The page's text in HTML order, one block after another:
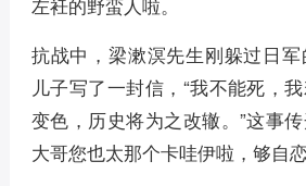
抗战中，梁漱溟先生刚躲过日
儿子写了一封信，“我不能死，
变色，历史将为之改辙。”这事
大哥您也太那个卡哇伊啦，够自